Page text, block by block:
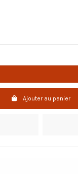
Ajouter au panier